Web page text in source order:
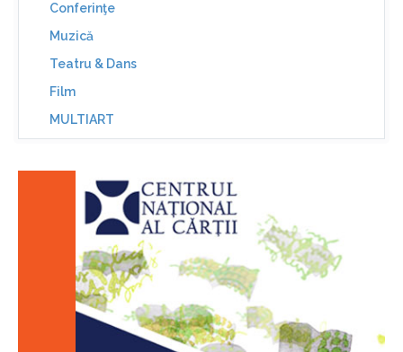
Conferinţe
Muzică
Teatru & Dans
Film
MULTIART